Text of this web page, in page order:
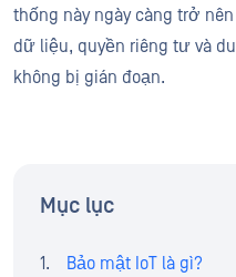
thống này ngày càng trở
dữ liệu, quyền riêng tư và
không bị gián đoạn.
Mục lục
Bảo mật IoT là gì?